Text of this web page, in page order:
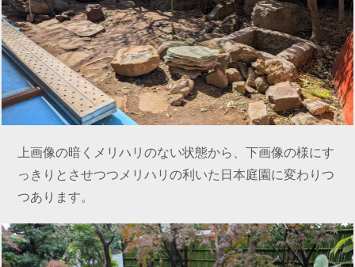
上画像の暗くメリハリのない状態から、下画像の様にす
っきりとさせつつメリハリの利いた日本庭園に変わりつ
つあります。